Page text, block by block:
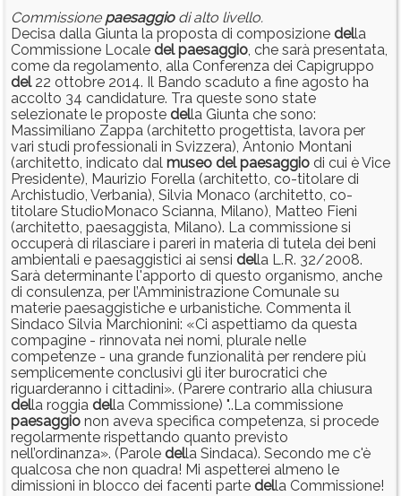
Commissione paesaggiodi alto livello.
Decisa dalla Giunta la proposta di composizione della
Commissione Locale del paesaggio, che sarà presentata,
come da regolamento, alla Conferenza dei Capigruppo
del22 ottobre 2014. Il Bando scaduto a fine agosto ha
accolto 34 candidature. Tra queste sono state
selezionate le proposte della Giunta che sono:
Massimiliano Zappa (architetto progettista, lavora per
vari studi professionali in Svizzera), Antonio Montani
(architetto, indicato dal museo del paesaggio di cui è Vice
Presidente), Maurizio Forella (architetto, co-titolare di
Archistudio, Verbania), Silvia Monaco (architetto, co-
titolare StudioMonaco Scianna, Milano), Matteo Fieni
(architetto, paesaggista, Milano). La commissione si
occuperà di rilasciare i pareri in materia di tutela dei beni
ambientali e paesaggistici ai sensi della L.R. 32/2008.
Sarà determinante l'apporto di questo organismo, anche
di consulenza, per l’Amministrazione Comunale su
materie paesaggistiche e urbanistiche. Commenta il
Sindaco Silvia Marchionini: «Ci aspettiamo da questa
compagine - rinnovata nei nomi, plurale nelle
competenze - una grande funzionalità per rendere più
semplicemente conclusivi gli iter burocratici che
riguarderanno i cittadini». (Parere contrario alla chiusura
della roggia della Commissione) "..La commissione
paesaggio non aveva specifica competenza, si procede
regolarmente rispettando quanto previsto
nell’ordinanza». (Parole della Sindaca). Secondo me c'è
qualcosa che non quadra! Mi aspetterei almeno le
dimissioni in blocco dei facenti parte della Commissione!